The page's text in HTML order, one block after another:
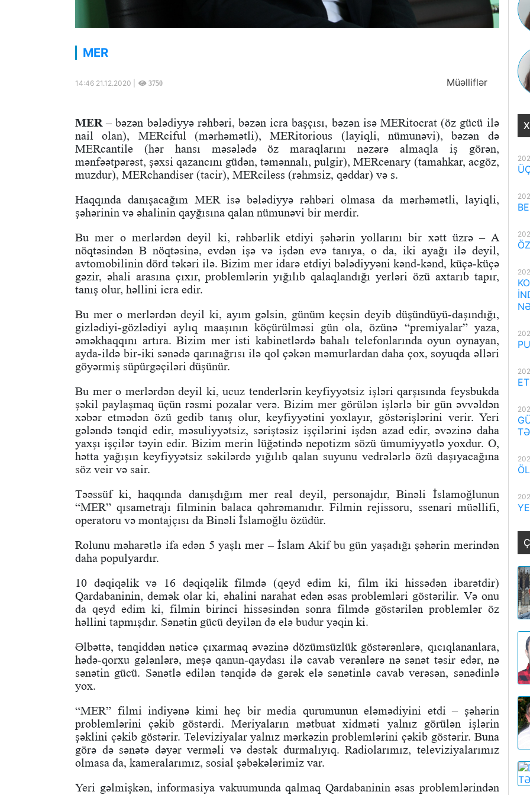
MER
14:46 21.12.2020 | 3750 Müəlliflər
MER – bəzən bələdiyyə rəhbəri, bəzən icra başçısı, bəzən isə MERitocrat (öz gücü ilə
nail olan), MERciful (mərhəmətli), MERitorious (layiqli, nümunəvi), bəzən də
MERcantile (hər hansı məsələdə öz maraqlarını nəzərə almaqla iş görən,
mənfəətpərəst, şəxsi qazancını güdən, təmənnalı, pulgir), MERcenary (tamahkar, acgöz,
muzdur), MERchandiser (tacir), MERciless (rəhmsiz, qəddar) və s.
Haqqında danışacağım MER isə bələdiyyə rəhbəri olmasa da mərhəmətli, layiqli,
şəhərinin və əhalinin qayğısına qalan nümunəvi bir merdir.
Bu mer o merlərdən deyil ki, rəhbərlik etdiyi şəhərin yollarını bir xətt üzrə – A
nöqtəsindən B nöqtəsinə, evdən işə və işdən evə tanıya, o da, iki ayağı ilə deyil,
avtomobilinin dörd təkəri ilə. Bizim mer idarə etdiyi bələdiyyəni kənd-kənd, küçə-küçə
gəzir, əhali arasına çıxır, problemlərin yığılıb qalaqlandığı yerləri özü axtarıb tapır,
tanış olur, həllini icra edir.
Bu mer o merlərdən deyil ki, ayım gəlsin, günüm keçsin deyib düşündüyü-daşındığı,
gizlədiyi-gözlədiyi aylıq maaşının köçürülməsi gün ola, özünə “premiyalar” yaza,
əməkhaqqını artıra. Bizim mer isti kabinetlərdə bahalı telefonlarında oyun oynayan,
ayda-ildə bir-iki sənədə qarınağrısı ilə qol çəkən məmurlardan daha çox, soyuqda əlləri
göyərmiş süpürgəçiləri düşünür.
Bu mer o merlərdən deyil ki, ucuz tenderlərin keyfiyyətsiz işləri qarşısında feysbukda
şəkil paylaşmaq üçün rəsmi pozalar verə. Bizim mer görülən işlərlə bir gün əvvəldən
xəbər etmədən özü gedib tanış olur, keyfiyyətini yoxlayır, göstərişlərini verir. Yeri
gələndə tənqid edir, məsuliyyətsiz, səriştəsiz işçilərini işdən azad edir, əvəzinə daha
yaxşı işçilər təyin edir. Bizim merin lüğətində nepotizm sözü ümumiyyətlə yoxdur. O,
hətta yağışın keyfiyyətsiz səkilərdə yığılıb qalan suyunu vedrələrlə özü daşıyacağına
söz veir və sair.
Təəssüf ki, haqqında danışdığım mer real deyil, personajdır, Binəli İslamoğlunun
“MER” qısametrajı filminin balaca qəhrəmanıdır. Filmin rejissoru, ssenari müəllifi,
operatoru və montajçısı da Binəli İslamoğlu özüdür.
Rolunu məharətlə ifa edən 5 yaşlı mer – İslam Akif bu gün yaşadığı şəhərin merindən
daha populyardır.
10 dəqiqəlik və 16 dəqiqəlik filmdə (qeyd edim ki, film iki hissədən ibarətdir)
Qardabaninin, demək olar ki, əhalini narahat edən əsas problemləri göstərilir. Və onu
da qeyd edim ki, filmin birinci hissəsindən sonra filmdə göstərilən problemlər öz
həllini tapmışdır. Sənətin gücü deyilən də elə budur yəqin ki.
Əlbəttə, tənqiddən nəticə çıxarmaq əvəzinə dözümsüzlük göstərənlərə, qıcıqlananlara,
hədə-qorxu gələnlərə, meşə qanun-qaydası ilə cavab verənlərə nə sənət təsir edər, nə
sənətin gücü. Sənətlə edilən tənqidə də gərək elə sənətinlə cavab verəsən, sənədinlə
yox.
“MER” filmi indiyənə kimi heç bir media qurumunun eləmədiyini etdi – şəhərin
problemlərini çəkib göstərdi. Meriyaların mətbuat xidməti yalnız görülən işlərin
şəklini çəkib göstərir. Televiziyalar yalnız mərkəzin problemlərini çəkib göstərir. Buna
görə də sənətə dəyər verməli və dəstək durmalıyıq. Radiolarımız, televiziyalarımız
olmasa da, kameralarımız, sosial şəbəkələrimiz var.
Yeri gəlmişkən, informasiya vakuumunda qalmaq Qardabaninin əsas problemlərindən